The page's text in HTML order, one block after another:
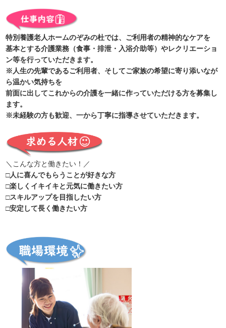
特別養護老人ホームのぞみの杜では、ご利用者の精神的なケアを
基本とする介護業務（食事・排泄・入浴介助等）やレクリエーショ
ン等を行っていただきます。
※人生の先輩であるご利用者、そしてご家族の希望に寄り添いなが
ら温かい気持ちを
前面に出してこれからの介護を一緒に作っていただける方を募集し
ます。
※未経験の方も歓迎、一から丁寧に指導させていただきます。
＼こんな方と働きたい！／
□人に喜んでもらうことが好きな方
□楽しくイキイキと元気に働きたい方
□スキルアップを目指したい方
□安定して長く働きたい方